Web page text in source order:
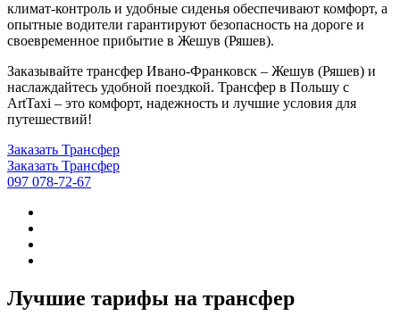
климат-контроль и удобные сиденья обеспечивают комфорт, а
опытные водители гарантируют безопасность на дороге и
своевременное прибытие в Жешув (Ряшев).
Заказывайте трансфер Ивано-Франковск – Жешув (Ряшев) и
наслаждайтесь удобной поездкой. Трансфер в Польшу с
ArtTaxi – это комфорт, надежность и лучшие условия для
путешествий!
Заказать Трансфер
Заказать Трансфер
097 078-72-67
Лучшие тарифы на трансфер